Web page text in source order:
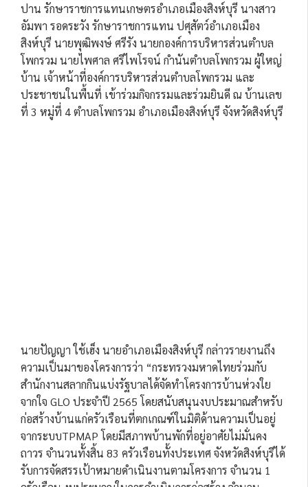
ปาน รักษาราชการแทนเกษตรอำเภอเมืองสิงห์บุรี นางสาว
อัมพา รอดระวัง รักษาราชการแทน ปศุสัตว์อำเภอเมือง
สิงห์บุรี นายพุฒิพงษ์ ศรีรัง นายกองค์การบริหารส่วนตำบล
โพกรวม นายไพศาล ศรีไพโรจน์ กำนันตำบลโพกรวม ผู้ใหญ่
บ้าน เจ้าหน้าที่องค์การบริหารส่วนตำบลโพกรวม และ
ประชาชนในพื้นที่ เข้าร่วมกิจกรรมและร่วมยินดี ณ บ้านเลข
ที่ 3 หมู่ที่ 4 ตำบลโพกรวม อำเภอเมืองสิงห์บุรี จังหวัดสิงห์บุรี
นายปัญญา ใช้เฮ็ง นายอำเภอเมืองสิงห์บุรี กล่าวรายงานถึง
ความเป็นมาของโครงการว่า “กระทรวงมหาดไทยร่วมกับ
สำนักงานสลากกินแบ่งรัฐบาลได้จัดทำโครงการบ้านห่วงใย
จากใจ GLO ประจำปี 2565 โดยสนับสนุนงบประมาณสำหรับ
ก่อสร้างบ้านแก่ครัวเรือนที่ตกเกณฑ์ในมิติด้านความเป็นอยู่
จากระบบTPMAP โดยมีสภาพบ้านพักที่อยู่อาศัยไม่มั่นคง
ถาวร จำนวนทั้งสิ้น 83 ครัวเรือนทั้งประเทศ จังหวัดสิงห์บุรีได้
รับการจัดสรรเป้าหมายดำเนินงานตามโครงการ จำนวน 1